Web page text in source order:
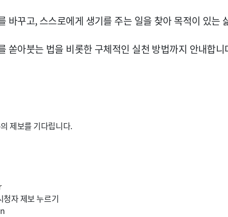
바꾸고, 스스로에게 생기를 주는 일을 찾아 목적이 있는
쏟아붓는 법을 비롯한 구체적인 실천 방법까지 안내합니
제보를 기다립니다.
자 제보 누르기